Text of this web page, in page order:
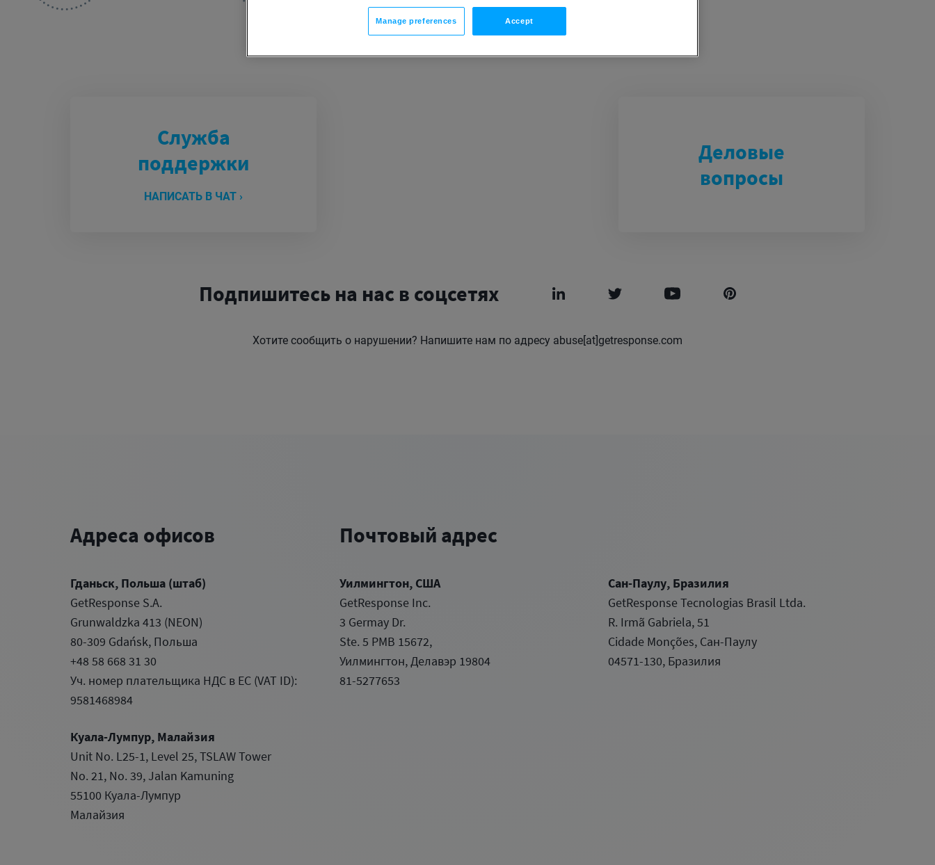
Служба
поддержки
НАПИСАТЬ В ЧАТ ›
Деловые
вопросы
Подпишитесь на нас в соцсетях
Хотите сообщить о нарушении? Напишите нам по адресу abuse[at]getresponse.com
Адреса офисов
Гданьск, Польша (штаб)
GetResponse S.A.
Grunwaldzka 413 (NEON)
80-309 Gdańsk, Польша
+48 58 668 31 30
Уч. номер плательщика НДС в ЕС (VAT ID):
9581468984
Куала-Лумпур, Малайзия
Unit No. L25-1, Level 25, TSLAW Tower
No. 21, No. 39, Jalan Kamuning
55100 Куала-Лумпур
Малайзия
Почтовый адрес
Уилмингтон, США
GetResponse Inc.
3 Germay Dr.
Ste. 5 PMB 15672,
Уилмингтон, Делавэр 19804
81-5277653
Сан-Паулу, Бразилия
GetResponse Tecnologias Brasil Ltda.
R. Irmã Gabriela, 51
Cidade Monções, Сан-Паулу
04571-130, Бразилия
Manage preferences Accept